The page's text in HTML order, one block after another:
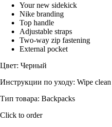
Your new sidekick
Nike branding
Top handle
Adjustable straps
Two-way zip fastening
External pocket
Цвет: Черный
Инструкции по уходу: Wipe
Тип товара: Backpacks
Click to order